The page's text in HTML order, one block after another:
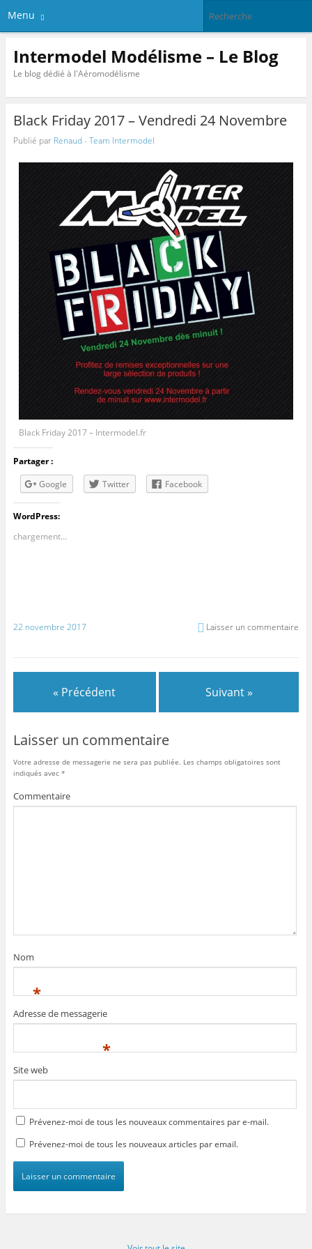
Menu
Intermodel Modélisme – Le Blog
Le blog dédié à l'Aéromodélisme
Black Friday 2017 – Vendredi 24 Novembre
Publié par Renaud - Team Intermodel
Black Friday 2017 – Intermodel.fr
Partager :
Google
Twitter Facebook
WordPress:
chargement…
22 novembre 2017 Laisser un commentaire
« Précédent Suivant »
Laisser un commentaire
Votre adresse de messagerie ne sera pas publiée. Les champs obligatoires sont
indiqués avec *
Commentaire
Nom
*
Adresse de messagerie
*
Site web
Prévenez-moi de tous les nouveaux commentaires par e-mail.
Prévenez-moi de tous les nouveaux articles par email.